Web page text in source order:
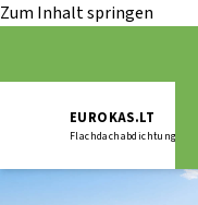
Zum Inhalt springen
EUROKAS.LT
Flachdachabdichtung